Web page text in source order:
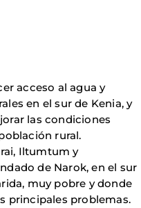
acceso al agua y
en el sur de Kenia, y
las condiciones
rural.
Iltumtum y
de Narok, en el sur
muy pobre y donde
principales problemas.